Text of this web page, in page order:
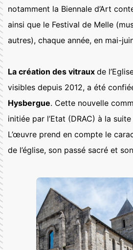
notamment la Biennale d’Art
ainsi que le Festival de Melle
autres), chaque année, en mai-
La création des vitraux de
visibles depuis 2012, a été
Hysbergue. Cette nouvelle
initiée par l’Etat (DRAC) à la
L’œuvre prend en compte le
de l’église, son passé sacré et